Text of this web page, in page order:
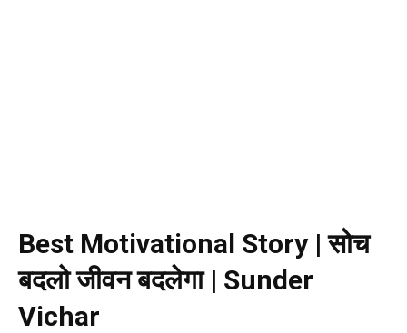
Best Motivational Story | सोच
बदलो जीवन बदलेगा | Sunder
Vichar